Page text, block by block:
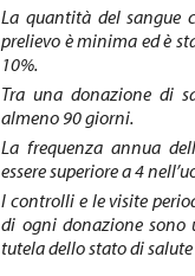
La quantità del sangue
prelievo è minima ed è
10%.
Tra una donazione di
almeno 90 giorni.
La frequenza annua
essere superiore a 4
I controlli e le visite
di ogni donazione sono
tutela dello stato di